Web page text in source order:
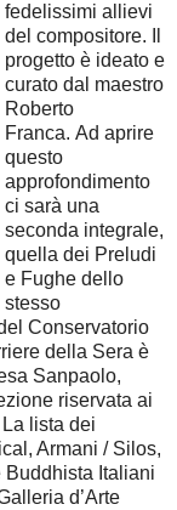
fedelissimi allievi
del compositore. Il
progetto è ideato e
curato dal maestro
Roberto
Franca. Ad aprire
questo
approfondimento
ci sarà una
seconda integrale,
quella dei Preludi
e Fughe dello
stesso
Conservatorio
della Sera è
Sanpaolo,
riservata ai
lista dei
Armani / Silos,
Buddhista Italiani
d’Arte